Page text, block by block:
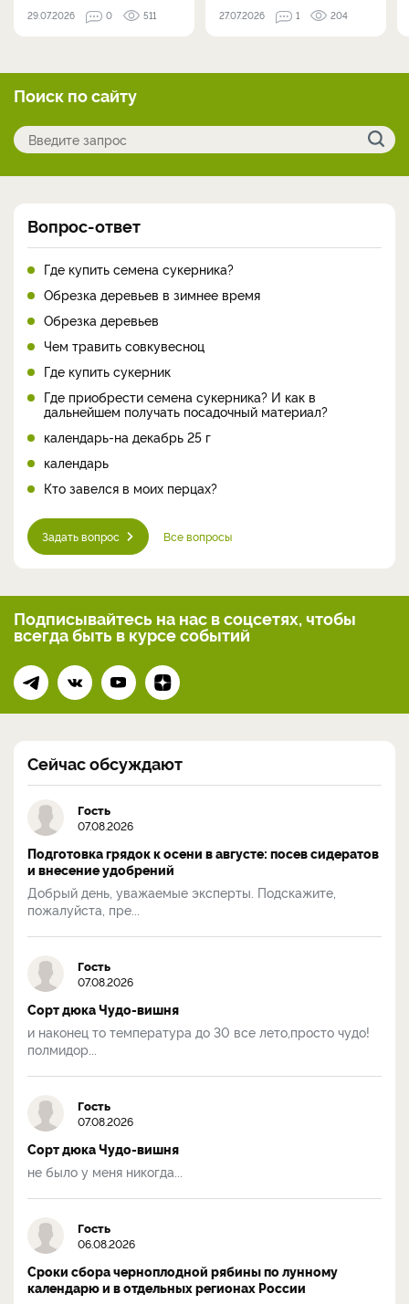
29.07.2026 0 511 27.07.2026 1 204
Поиск по сайту
Вопрос-ответ
Где купить семена сукерника?
Обрезка деревьев в зимнее время
Обрезка деревьев
Чем травить совкувесноц
Где купить сукерник
Где приобрести семена сукерника? И как в
дальнейшем получать посадочный материал?
календарь-на декабрь 25 г
календарь
Кто завелся в моих перцах?
Задать вопрос Все вопросы
Подписывайтесь на нас в соцсетях, чтобы
всегдабыть в курсе событий
Сейчас обсуждают
Гость
07.08.2026
Подготовка грядок к осени в августе: посев сидератов
и внесение удобрений
Добрый день, уважаемые эксперты. Подскажите,
пожалуйста, пре...
Гость
07.08.2026
Сорт дюка Чудо-вишня
и наконец то температура до 30 все лето,просто чудо!
полмидор...
Гость
07.08.2026
Сорт дюка Чудо-вишня
не было у меня никогда...
Гость
06.08.2026
Сроки сбора черноплодной рябины по лунному
календарю и в отдельных регионах России